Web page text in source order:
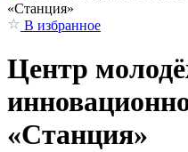
В избранное
Центр
«Станция»